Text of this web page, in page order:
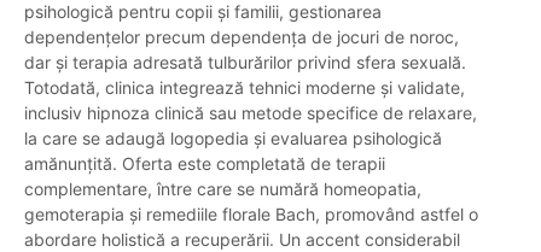
psihologică pentru copii și familii, gestionarea
dependențelor precum dependența de jocuri de noroc,
dar și terapia adresată tulburărilor privind sfera sexuală.
Totodată, clinica integrează tehnici moderne și validate,
inclusiv hipnoza clinică sau metode specifice de relaxare,
la care se adaugă logopedia și evaluarea psihologică
amănunțită. Oferta este completată de terapii
complementare, între care se numără homeopatia,
gemoterapia și remediile florale Bach, promovând astfel o
abordare holistică a recuperării. Un accent considerabil